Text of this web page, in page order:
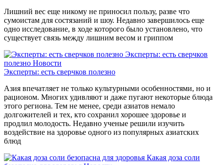
Лишний вес еще никому не приносил пользу, разве что
сумоистам для состязаний и шоу. Недавно завершилось еще
одно исследование, в ходе которого было установлено, что
существует связь между лишним весом и гриппом
Эксперты: есть сверчков
полезно Новости
Эксперты: есть сверчков полезно
Азия впечатляет не только культурными особенностями, но и
рационом. Многих удивляют и даже пугают некоторые блюда
этого региона. Тем не менее, среди азиатов немало
долгожителей и тех, кто сохранил хорошее здоровье и
продлил молодость. Недавно ученые решили изучить
воздействие на здоровье одного из популярных азиатских
блюд
Какая доза соли